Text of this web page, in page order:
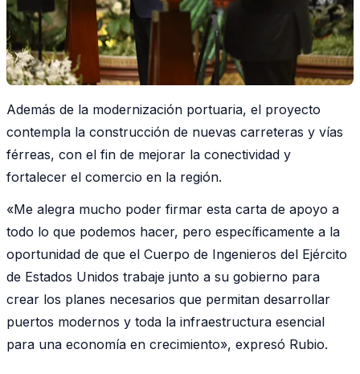
Además de la modernización portuaria, el proyecto
contempla la construcción de nuevas carreteras y vías
férreas, con el fin de mejorar la conectividad y
fortalecer el comercio en la región.
«Me alegra mucho poder firmar esta carta de apoyo a
todo lo que podemos hacer, pero específicamente a la
oportunidad de que el Cuerpo de Ingenieros del Ejército
de Estados Unidos trabaje junto a su gobierno para
crear los planes necesarios que permitan desarrollar
puertos modernos y toda la infraestructura esencial
para una economía en crecimiento», expresó Rubio.